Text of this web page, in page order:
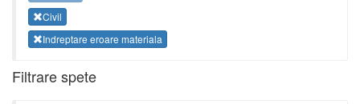
Civil
Indreptare eroare materiala
Filtrare spete